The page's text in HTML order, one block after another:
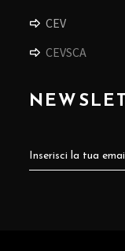
CEV
CEVSCA